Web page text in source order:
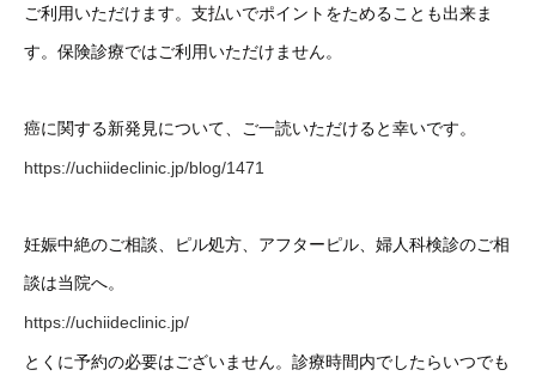
ご利用いただけます。支払いでポイントをためることも出来ま
す。保険診療ではご利用いただけません。
癌に関する新発見について、ご一読いただけると幸いです。
https://uchiideclinic.jp/blog/1471
妊娠中絶のご相談、ピル処方、アフターピル、婦人科検診のご相
談は当院へ。
https://uchiideclinic.jp/
とくに予約の必要はございません。診療時間内でしたらいつでも